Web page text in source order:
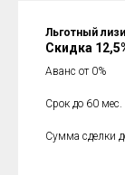
Льготный
Скидка
Аванс от 0%
Срок до 60 мес.
Сумма сделки